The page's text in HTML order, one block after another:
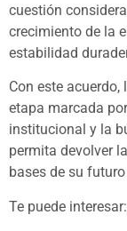
cuestión
crecimiento de la
estabilidad
Con este
etapa marcada
institucional y la
permita devolver
bases de su
Te puede interesar: